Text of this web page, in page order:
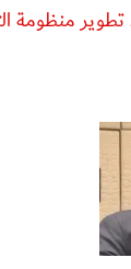
تطوير منظومة